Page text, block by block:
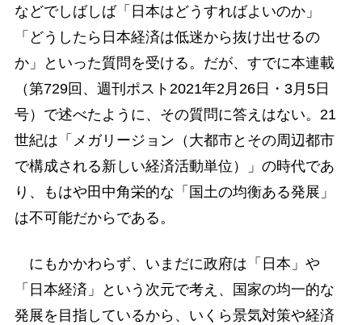
などでしばしば「日本はどうすればよいのか」
「どうしたら日本経済は低迷から抜け出せるの
か」といった質問を受ける。だが、すでに本連載
（第729回、週刊ポスト2021年2月26日・3月5日
号）で述べたように、その質問に答えはない。21
世紀は「メガリージョン（大都市とその周辺都市
で構成される新しい経済活動単位）」の時代であ
り、もはや田中角栄的な「国土の均衡ある発展」
は不可能だからである。
にもかかわらず、いまだに政府は「日本」や
「日本経済」という次元で考え、国家の均一的な
発展を目指しているから、いくら景気対策や経済